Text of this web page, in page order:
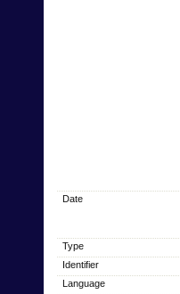
Date
Type
Identifier
Language